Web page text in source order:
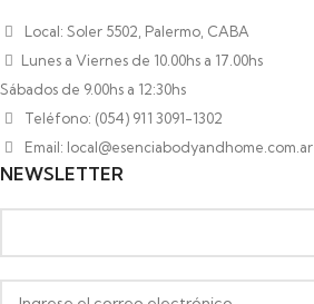
Local: Soler 5502, Palermo, CABA
Lunes a Viernes de 10.00hs a 17.00hs
Sábados de 9.00hs a 12:30hs
Teléfono: (054) 911 3091-1302
Email: local@esenciabodyandhome.com.ar
NEWSLETTER